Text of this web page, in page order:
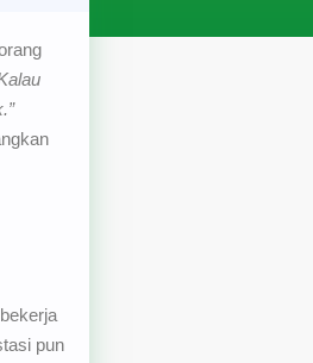
pun